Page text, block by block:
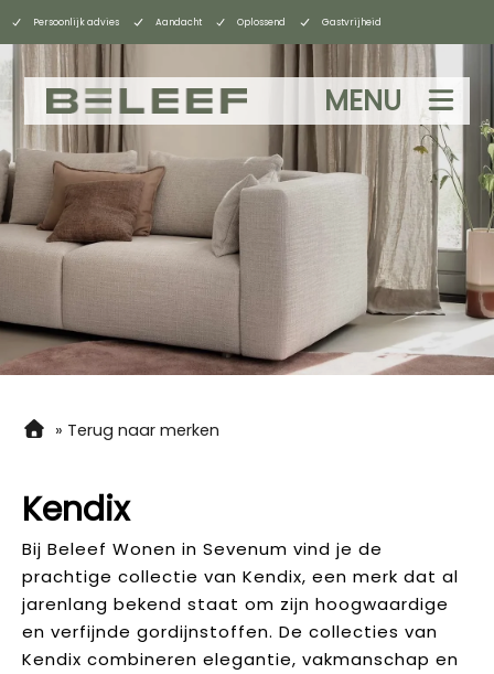
Persoonlijk advies Aandacht Oplossend Gastvrijheid
MENU
Kendix
Bij Beleef Wonen in Sevenum vind je de
prachtige collectie van Kendix, een merk dat al
jarenlang bekend staat om zijn hoogwaardige
en verfijnde gordijnstoffen. De collecties van
Kendix combineren elegantie, vakmanschap en
» Terug naar merken